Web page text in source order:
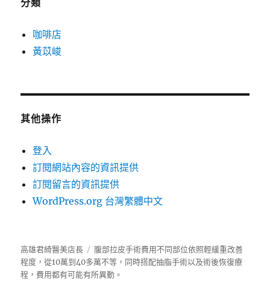
分類
咖啡店
黃苡峻
其他操作
登入
訂閱網站內容的資訊提供
訂閱留言的資訊提供
WordPress.org 台灣繁體中文
高雄君綺醫美店長
腹部拉皮手術費用不同部位依照輕緩重改善
程度，從10萬到40多萬不等，同時搭配抽脂手術以及術後恢復療
程，費用都有可能有所異動。